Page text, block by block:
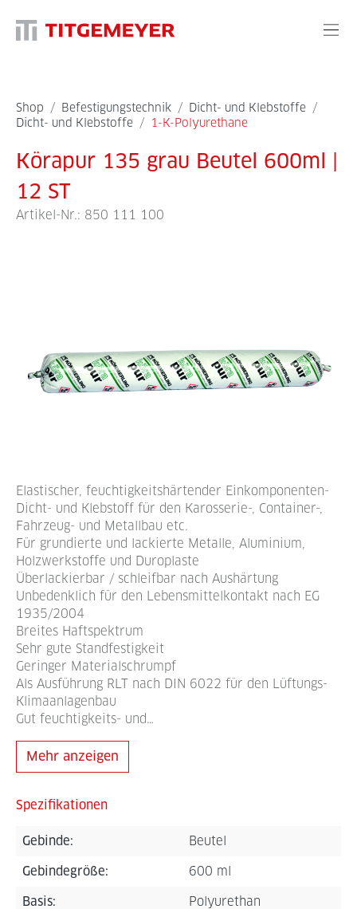
Shop / Befestigungstechnik / Dicht- und Klebstoffe /
Dicht- und Klebstoffe / 1-K-Polyurethane
Körapur 135 grau Beutel 600ml |
12 ST
Artikel-Nr.: 850 111 100
Elastischer, feuchtigkeitshärtender Einkomponenten-
Dicht- und Klebstoff für den Karosserie-, Container-,
Fahrzeug- und Metallbau etc.
Für grundierte und lackierte Metalle, Aluminium,
Holzwerkstoffe und Duroplaste
Überlackierbar / schleifbar nach Aushärtung
Unbedenklich für den Lebensmittelkontakt nach EG
1935/2004
Breites Haftspektrum
Sehr gute Standfestigkeit
Geringer Materialschrumpf
Als Ausführung RLT nach DIN 6022 für den Lüftungs-
Klimaanlagenbau
Gut feuchtigkeits- und…
Mehr anzeigen
Spezifikationen
Gebinde: Beutel
Gebindegröße: 600 ml
Basis:
Polyurethan